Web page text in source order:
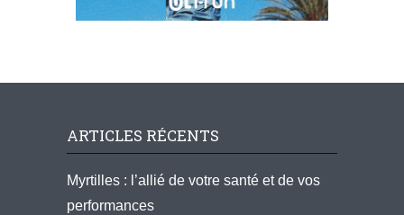
ARTICLES RÉCENTS
Myrtilles : l’allié de votre santé et de vos
performances